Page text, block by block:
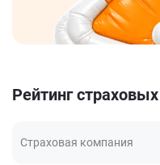
Рейтинг
Страховая компания